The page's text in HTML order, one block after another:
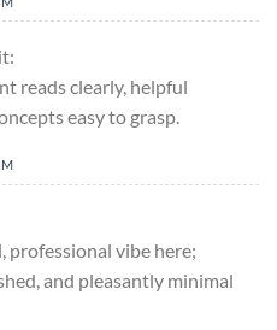
reads clearly, helpful
easy to grasp.
professional vibe here;
and pleasantly minimal